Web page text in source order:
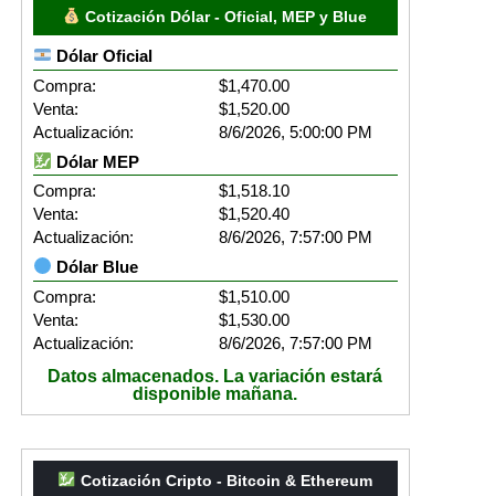
Cotización Dólar - Oficial, MEP y Blue
Dólar Oficial
Compra:
$1,470.00
Venta:
$1,520.00
Actualización:
8/6/2026, 5:00:00 PM
Dólar MEP
Compra:
$1,518.10
Venta:
$1,520.40
Actualización:
8/6/2026, 7:57:00 PM
Dólar Blue
Compra:
$1,510.00
Venta:
$1,530.00
Actualización:
8/6/2026, 7:57:00 PM
Datos almacenados. La variación estará
disponible mañana.
Cotización Cripto - Bitcoin & Ethereum